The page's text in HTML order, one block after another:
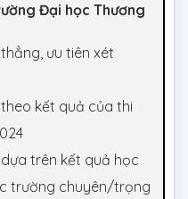
Đại học Thương
ưu tiên xét
kết quả của thi
trên kết quả học
trường chuyên/trọng